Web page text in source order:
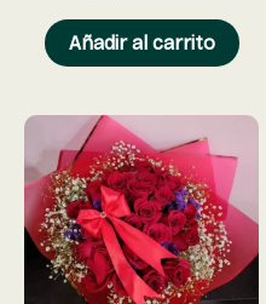
Añadir al carrito